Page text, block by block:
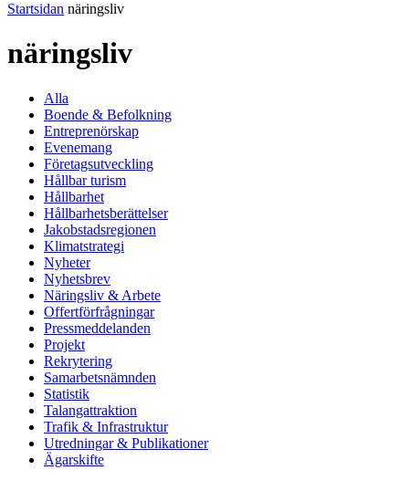
Startsidan näringsliv
näringsliv
Alla
Boende & Befolkning
Entreprenörskap
Evenemang
Företagsutveckling
Hållbar turism
Hållbarhet
Hållbarhetsberättelser
Jakobstadsregionen
Klimatstrategi
Nyheter
Nyhetsbrev
Näringsliv & Arbete
Offertförfrågningar
Pressmeddelanden
Projekt
Rekrytering
Samarbetsnämnden
Statistik
Talangattraktion
Trafik & Infrastruktur
Utredningar & Publikationer
Ägarskifte